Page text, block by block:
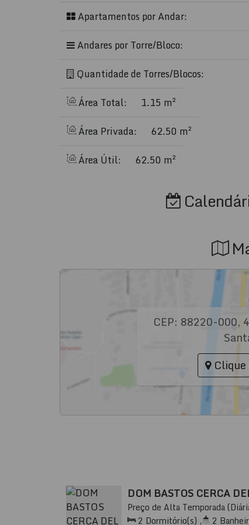
Ideal para famílias e casais que desejam
📲Reserve agora e viva dias inesquecíveis
Apartamentos por Andar:
Andares por Torre/Bloco:
Quantidade de Torres/Blocos:
Área Total:
1.15 m²
Área Privada:
62.50 m²
Área Útil:
62.50 m²
CEP: 88220-000,
Clique
DOM BASTOS CERCA
Preço de Alta Temporada
88220-000, Andorinha,
2 Dormitório(s) , 2